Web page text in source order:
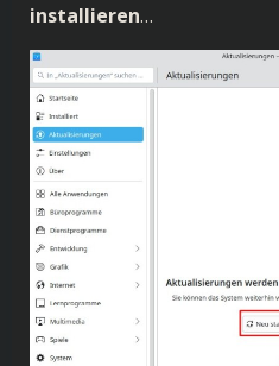
installieren…